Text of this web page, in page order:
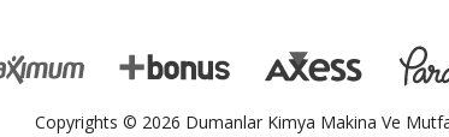
Copyrights © 2026 Dumanlar Kimya Makina Ve